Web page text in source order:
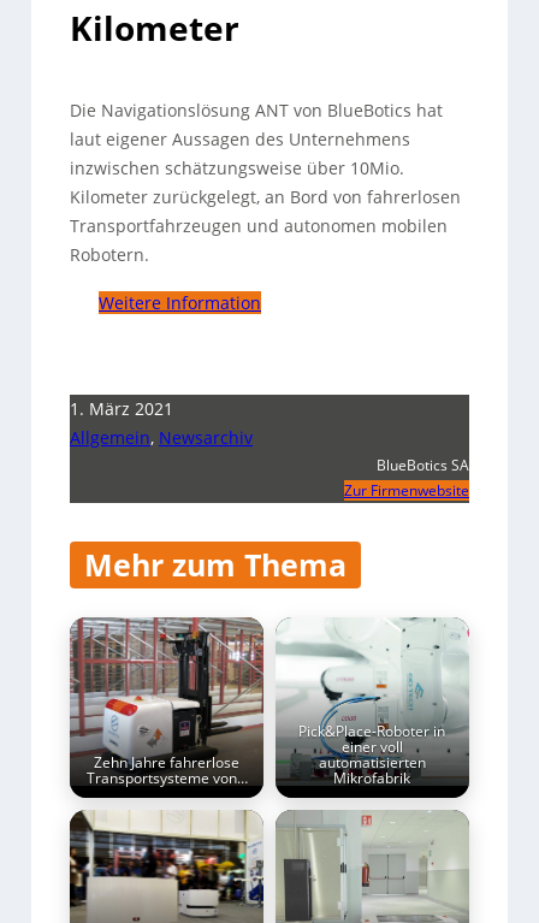
Kilometer
Die Navigationslösung ANT von BlueBotics hat
laut eigener Aussagen des Unternehmens
inzwischen schätzungsweise über 10Mio.
Kilometer zurückgelegt, an Bord von fahrerlosen
Transportfahrzeugen und autonomen mobilen
Robotern.
Weitere Information
1. März 2021
Allgemein, Newsarchiv
BlueBotics SA
Zur Firmenwebsite
Mehr zum Thema
Zehn Jahre fahrerlose
Transportsysteme von…
Pick&Place-Roboter in
einer voll
automatisierten
Mikrofabrik